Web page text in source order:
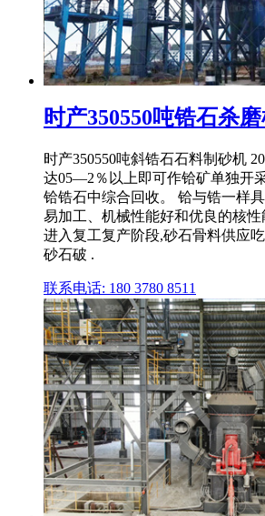
时产350550吨锆石杀
时产350550吨斜锆石石料制砂机
达05—2％以上即可作铪矿单独开
铪锆石中综合回收。 铪与锆一样
易加工、机械性能好和优良的核性
进入复工复产阶段,砂石骨料供应
砂石破 .
联系电话: 180 3780 8511